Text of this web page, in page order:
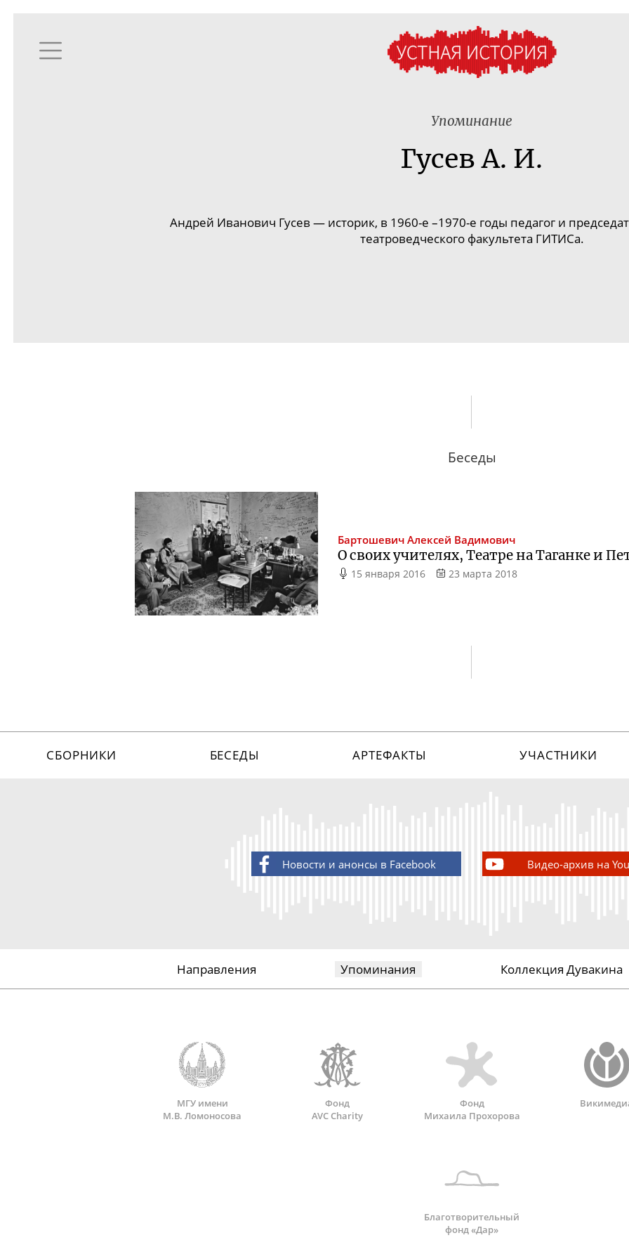
Упоминание
Гусев А. И.
Андрей Иванович Гусев — историк, в 1960-е –1970-е годы педагог и
театроведческого факультета ГИТИСа.
Беседы
Бартошевич Алексей Вадимович
О своих учителях, Театре на Таганке и
15 января 2016 23 марта 2018
СБОРНИКИ БЕСЕДЫ АРТЕФАКТЫ УЧАСТНИКИ
Новости и анонсы в Facebook Видео-архив на
Направления Упоминания Коллекция Дувакина
МГУ имени
М.В. Ломоносова
Фонд
AVC Charity
Фонд
Михаила Прохорова
Благотворительный
фонд «Дар»